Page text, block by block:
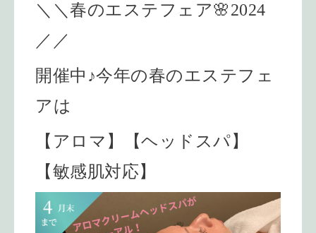
＼＼春のエステフェア🌸2024
／／
開催中♪今年の春のエステフェ
アは
【アロマ】【ヘッドスパ】
【敏感肌対応】